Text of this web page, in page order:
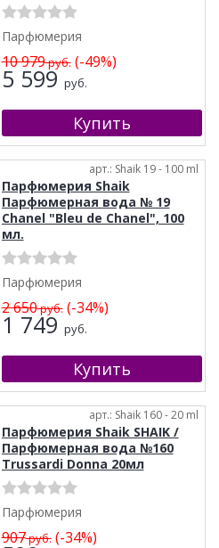
Парфюмерия
10 979руб.(-49%)
5 599 руб.
арт.: Shaik 19 - 100 ml
Парфюмерия Shaik
Парфюмерная вода № 19
Chanel "Bleu de Chanel", 100
мл.
Парфюмерия
2 650руб.(-34%)
1 749 руб.
арт.: Shaik 160 - 20 ml
Парфюмерия Shaik SHAIK /
Парфюмерная вода №160
Trussardi Donna 20мл
Парфюмерия
907руб.(-34%)